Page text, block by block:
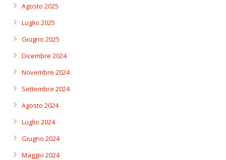
Agosto 2025
Luglio 2025
Giugno 2025
Dicembre 2024
Novembre 2024
Settembre 2024
Agosto 2024
Luglio 2024
Giugno 2024
Maggio 2024